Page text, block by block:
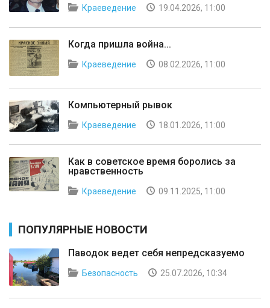
Краеведение 19.04.2026, 11:00
Когда пришла война...
Краеведение 08.02.2026, 11:00
Компьютерный рывок
Краеведение 18.01.2026, 11:00
Как в советское время боролись за
нравственность
Краеведение 09.11.2025, 11:00
ПОПУЛЯРНЫЕ НОВОСТИ
Паводок ведет себя непредсказуемо
Безопасность 25.07.2026, 10:34